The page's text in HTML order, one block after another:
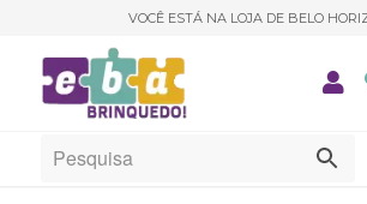
VOCÊ ESTÁ NA LOJA DE BELO